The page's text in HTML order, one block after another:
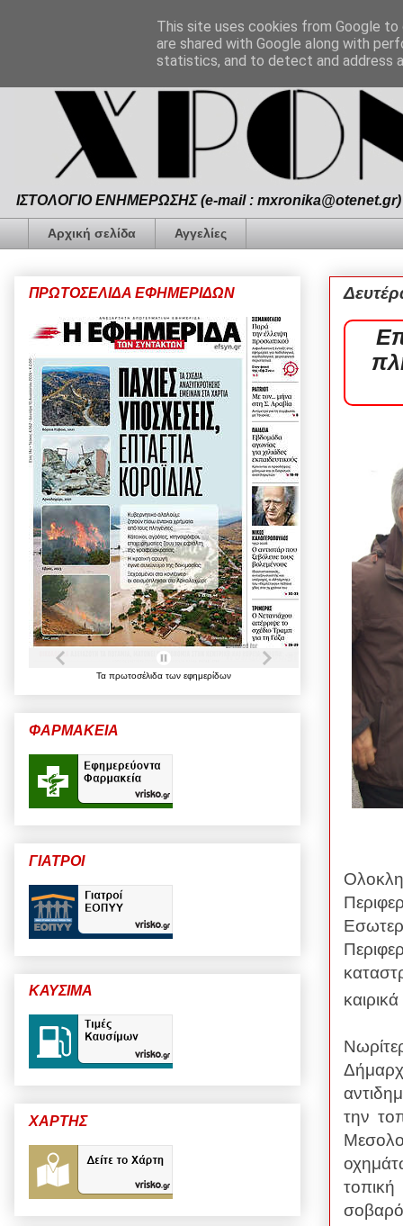
ΙΣΤΟΛΟΓΙΟ ΕΝΗΜΕΡΩΣΗΣ (e-mail :
Αρχική σελίδα Αγγελίες
την
ΠΡΩΤΟΣΕΛΙΔΑ ΕΦΗΜΕΡΙΔΩΝ
Τα πρωτοσέλιδα των εφημερίδων
ΦΑΡΜΑΚΕΙΑ
ΓΙΑΤΡΟΙ
ΚΑΥΣΙΜΑ
ΧΑΡΤΗΣ
This site uses cookies from Google
are shared with Google along with
statistics, and to detect and address